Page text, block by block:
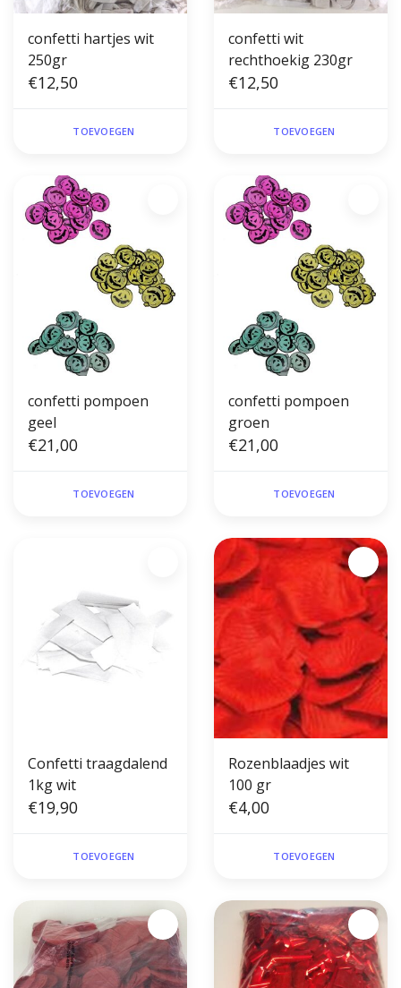
confetti hartjes wit
250gr
€12,50
TOEVOEGEN
confetti wit
rechthoekig 230gr
€12,50
TOEVOEGEN
confetti pompoen
geel
€21,00
TOEVOEGEN
confetti pompoen
groen
€21,00
TOEVOEGEN
Confetti traagdalend
1kg wit
€19,90
TOEVOEGEN
Rozenblaadjes wit
100 gr
€4,00
TOEVOEGEN